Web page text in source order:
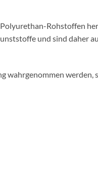
Rohstoffen
und sind daher
werden,